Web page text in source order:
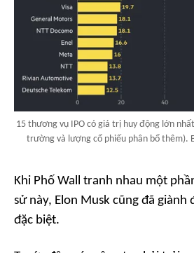
15 thương vụ IPO có giá trị huy động lớn
trường và lượng cổ phiếu phân bổ thêm).
Khi Phố Wall tranh nhau một
sử này, Elon Musk cũng đã
đặc biệt.